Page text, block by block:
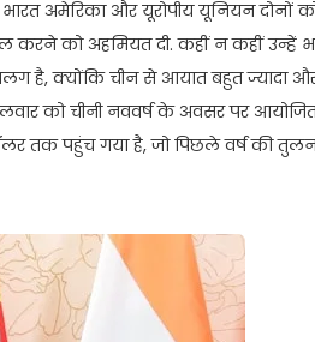
भारत अमेरिका और यूरोपीय यूनियन दोनों
करने को अहमियत दी. कहीं न कहीं उन्हें
है, क्योंकि चीन से आयात बहुत ज्यादा
को चीनी नववर्ष के अवसर पर
तक पहुंच गया है, जो पिछले वर्ष की